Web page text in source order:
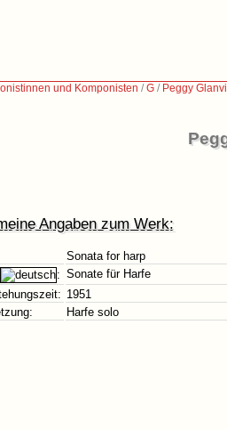
und Komponisten /G / Peggy
Angaben zum Werk:
Sonata for harp
: Sonate für Harfe
1951
Harfe solo